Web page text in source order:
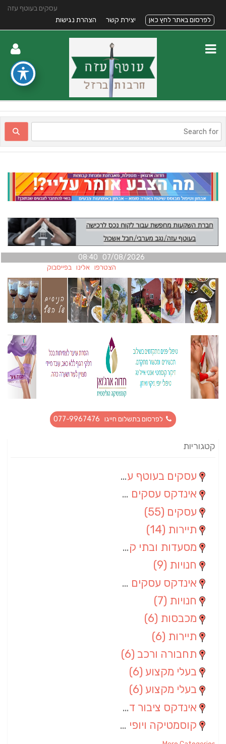
עסקים בעוטף עזה
לפרסום באתר לחץ כאן
יצירת קשר הצהרת נגישות
07/08/2026 08:40
הצטרפו אלינו בפייסבוק
לפרסום בתשלום חייגו 077-9967476
קטגוריות
עסקים בעוטף עזה
אינדקס עסקים מרחבי
עסקים (55)
תיירות (14)
מסעדות ובתי קפה
חנויות (9)
אינדקס עסקים ארצי
חנויות (7)
מכבסות (6)
תיירות (6)
תחבורה ורכב (6)
בעלי מקצוע (6)
בעלי מקצוע (6)
אינדקס ציבור דתי
קוסמטיקה ויופי (4)